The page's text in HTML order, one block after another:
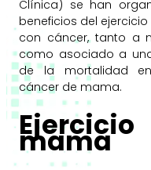
Clínica) se han
beneficios del
con cáncer, tanto a
como asociado a
de la mortalidad
cáncer de mama.
mama